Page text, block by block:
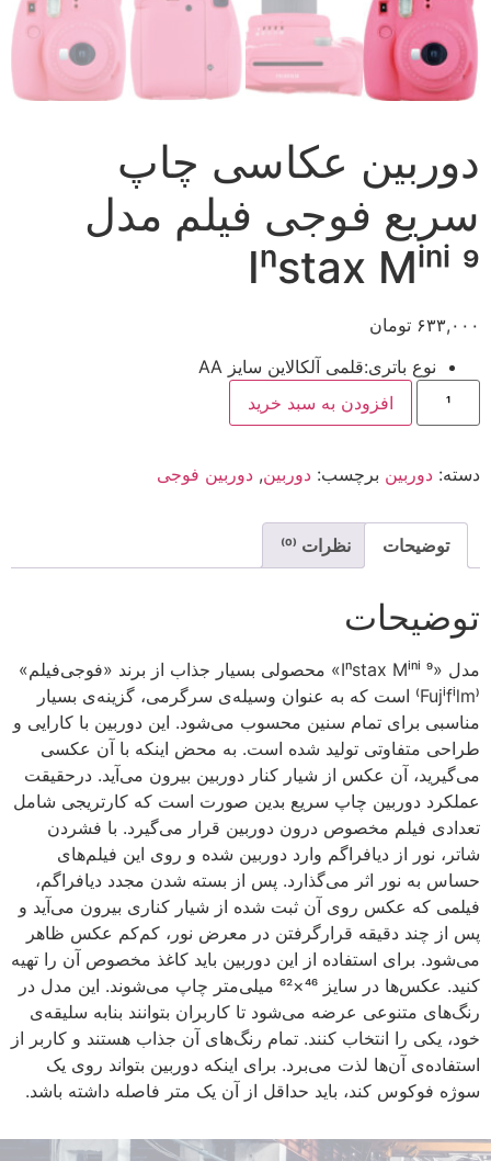
دوربین عکاسی چاپ
سریع فوجی فیلم مدل
Instax Mini 9
۶۳۳,۰۰۰ تومان
نوع باتری:قلمی آلکالاین سایز AA
افزودن به سبد خرید
دسته:دوربین برچسب:دوربین,دوربین فوجی
توضیحات نظرات (0)
توضیحات
مدل «Instax Mini 9» محصولی بسیار جذاب از برند «فوجی‌فیلم»
(Fujifilm) است که به عنوان وسیله‌ی سرگرمی، گزینه‌ی بسیار
مناسبی برای تمام سنین محسوب می‌شود. این دوربین با کارایی و
طراحی متفاوتی تولید شده است. به‌ محض اینکه با آن عکسی
می‌گیرید، آن عکس از شیار کنار دوربین بیرون می‌آید. درحقیقت
عملکرد دوربین چاپ سریع بدین صورت است که کارتریجی شامل
تعدادی فیلم مخصوص درون دوربین قرار می‌گیرد. با فشردن
شاتر، نور از دیافراگم وارد دوربین شده و روی این فیلم‌های
حساس به نور اثر می‌گذارد. پس از بسته شدن مجدد دیافراگم،
فیلمی که عکس روی آن ثبت شده از شیار کناری بیرون می‌آید و
پس از چند دقیقه قرارگرفتن در معرض نور، کم‌کم عکس ظاهر
می‌شود. برای استفاده از این دوربین باید کاغذ مخصوص آن را تهیه
کنید. عکس‌ها در سایز 46×62 میلی‌متر چاپ می‌شوند. این مدل در
رنگ‌های متنوعی عرضه می‌شود تا کاربران بتوانند بنابه سلیقه‌ی
خود، یکی را انتخاب کنند. تمام رنگ‌های آن جذاب هستند و کاربر از
استفاده‌ی آن‌ها لذت می‌برد. برای اینکه دوربین بتواند روی یک
سوژه فوکوس کند، باید حداقل از آن یک متر فاصله داشته باشد.